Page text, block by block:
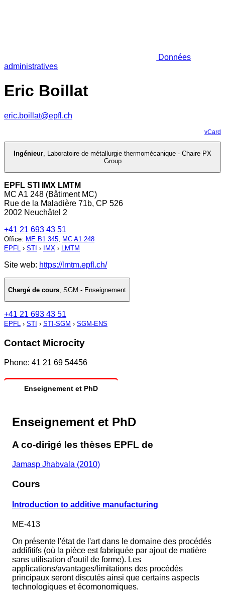
Données
administratives
Eric Boillat
eric.boillat@epfl.ch
vCard
Ingénieur, Laboratoire de métallurgie thermomécanique - Chaire PX
Group
EPFL STI IMX LMTM
MC A1 248 (Bâtiment MC)
Rue de la Maladière 71b, CP 526
2002 Neuchâtel 2
+41 21 693 43 51
Office: ME B1 345, MC A1 248
EPFL › STI › IMX › LMTM
Site web: https://lmtm.epfl.ch/
Chargé de cours SGM - Enseignement
+41 21 693 43 51
EPFL › STI › STI-SGM › SGM-ENS
Contact Microcity
Phone: 41 21 69 54456
Enseignement et PhD
Enseignement et PhD
A co-dirigé les thèses EPFL de
Jamasp Jhabvala (2010)
Cours
Introduction to additive manufacturing
ME-413
On présente l'état de l'art dans le domaine des procédés
addifitifs (où la pièce est fabriquée par ajout de matière
sans utilisation d'outil de forme). Les
applications/avantages/limitations des procédés
principaux seront discutés ainsi que certains aspects
technologiques et écomonomiques.